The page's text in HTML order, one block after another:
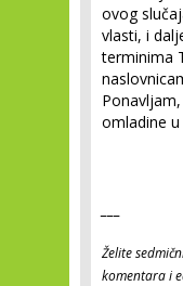
ovog
vlasti, i
terminima
omladine u
Želite
komentara i